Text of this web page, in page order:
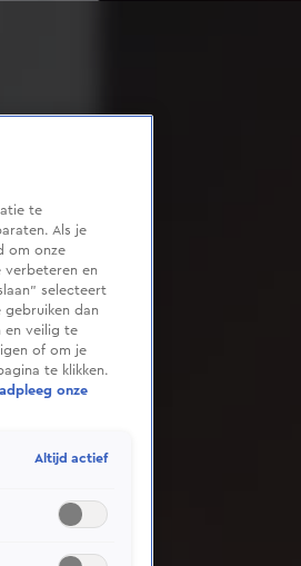
te
Als je
om onze
verbeteren en
selecteert
dan
en veilig te
of om je
te klikken.
onze
Altijd actief